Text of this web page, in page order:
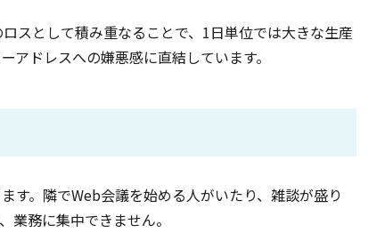
スとして積み重なることで、1日単位では大きな生産
アドレスへの嫌悪感に直結しています。
す。隣でWeb会議を始める人がいたり、雑談が盛り
業務に集中できません。